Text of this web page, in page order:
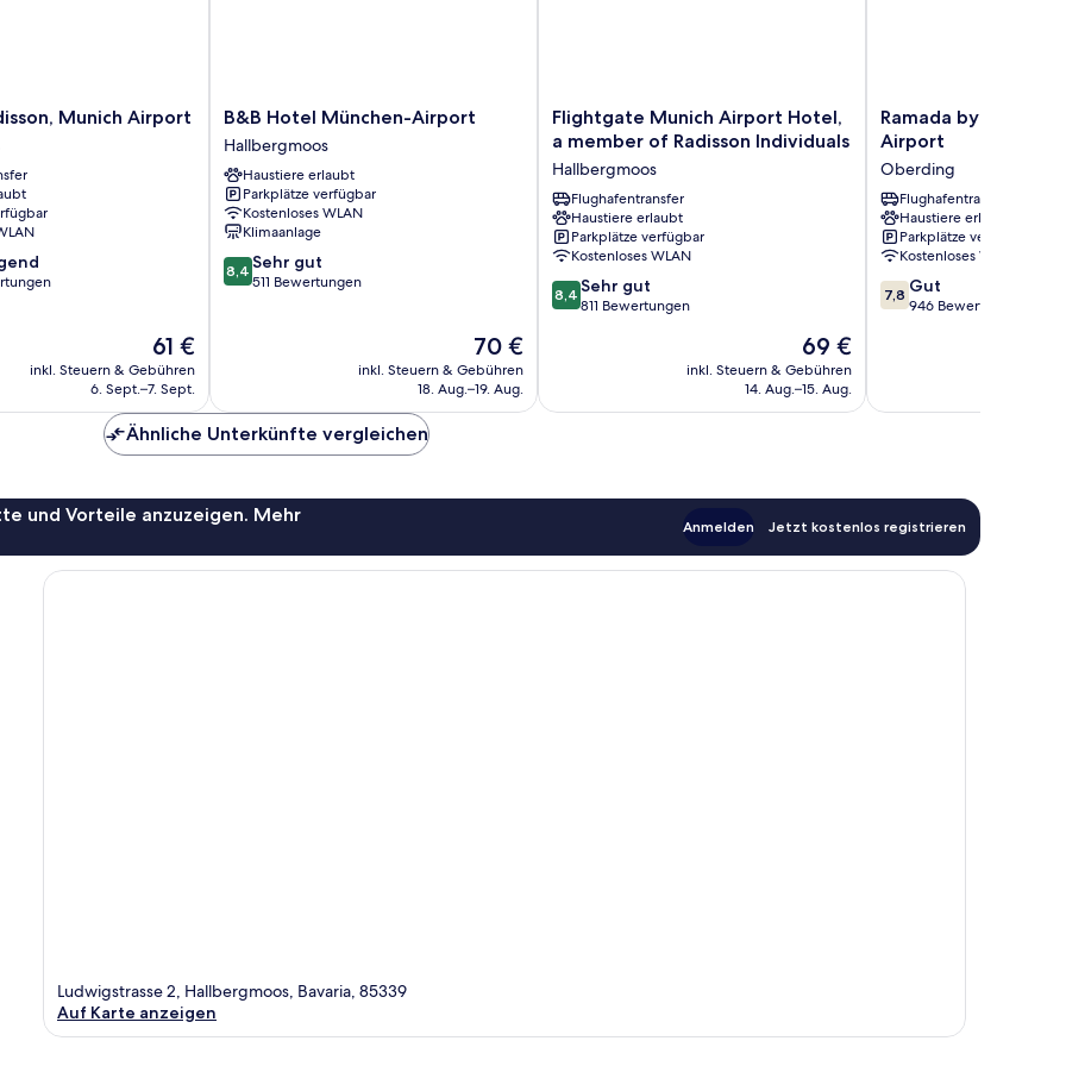
Munich Airport
Der
Preis
beträgt
61 €
inkl. Steuern & Gebühren
6. Sept.–7. Sept.
B&B
Hotel
München-
Airport
Hallbergmoos
B&B Hotel München-Airport
Hallbergmoos
Haustiere erlaubt
Parkplätze verfügbar
Kostenloses WLAN
Klimaanlage
8.4
von
8,4 Sehr gut
511 Bewertungen
Der
Preis
beträgt
70 €
inkl. Steuern & Gebühren
18. Aug.–19. Aug.
Flightgate
Munich
Hotel,
a
member
of
Radisson
Individuals
Hallbergmoos
Flightgate Munich Airport Hotel,
a member of Radisson Individuals
Hallbergmoos
Flughafentransfer
Haustiere erlaubt
Parkplätze verfügbar
Kostenloses WLAN
8.4
von
Bewertungen
8,4 Sehr gut
811 Bewertungen
Der
Preis
beträgt
69 €
inkl. Steuern & Gebühren
14. Aug.–15. Aug.
Ramada
by
Wyndham
Muenchen
Airport
Oberding
Ramada by
Airport
Oberding
Flughafentransfer
Haustiere erlaubt
Parkplätze verfügbar
Kostenloses WLAN
7.8
von
7,8 Gut
946 Bewertungen
Ähnliche Unterkünfte vergleichen
und Vorteile anzuzeigen. Mehr
Anmelden Jetzt kostenlos registrieren
Ludwigstrasse 2, Hallbergmoos, Bavaria, 85339
Auf Karte anzeigen